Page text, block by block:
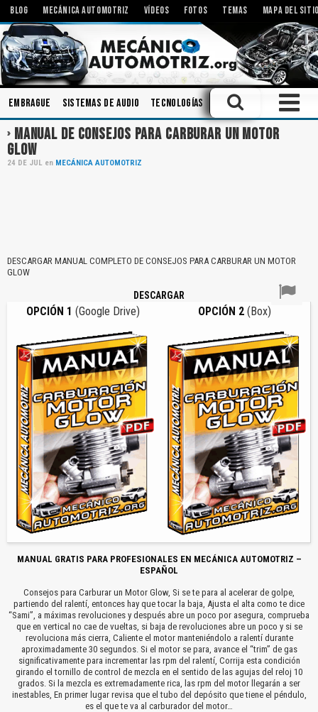
BLOG MECÁNICA AUTOMOTRIZ VÍDEOS FOTOS TEMAS MAPA DEL
Embrague Sistemas de Audio Tecnologías Componentes
MANUAL DE CONSEJOS PARA CARBURAR UN MOTOR
GLOW
24 DE JUL en MECÁNICA AUTOMOTRIZ
DESCARGAR MANUAL COMPLETO DE CONSEJOS PARA CARBURAR UN MOTOR
GLOW
DESCARGAR
OPCIÓN 1 (Google Drive) OPCIÓN 2(Box)
MANUAL GRATIS PARA PROFESIONALES EN MECÁNICA AUTOMOTRIZ –
ESPAÑOL
Consejos para Carburar un Motor Glow, Si se te para al acelerar de golpe,
partiendo del ralentí, entonces hay que tocar la baja, Ajusta el alta como te dice
“Sami”, a máximas revoluciones y después abre un poco por asegura, comprueba
que en vertical no cae de vueltas, si baja de revoluciones abre un poco y si se
revoluciona más cierra, Caliente el motor manteniéndolo a ralentí durante
aproximadamente 30 segundos. Si el motor se para, avance el “trim” de gas
significativamente para incrementar las rpm del ralentí, Corrija esta condición
girando el tornillo de control de mezcla en el sentido de las agujas del reloj 10
grados. Si la mezcla es extremadamente rica, las rpm del motor llegarán a ser
inestables, En primer lugar revisa que el tubo del depósito que tiene el péndulo,
es el que te va al carburador del motor…